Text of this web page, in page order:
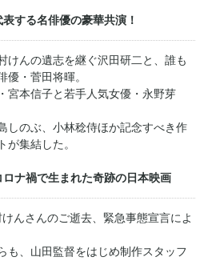
する名俳優の豪華共演！
けんの遺志を継ぐ沢田研二と、誰も
優・菅田将暉。
宮本信子と若手人気女優・永野芽
しのぶ、小林稔侍ほか記念すべき作
が集結した。
ナ禍で生まれた奇跡の日本映画
んさんのご逝去、緊急事態宣言によ
も、山田監督をはじめ制作スタッフ